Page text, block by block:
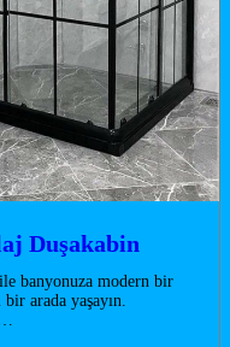
Duşakabin
banyonuza modern bir
arada yaşayın.